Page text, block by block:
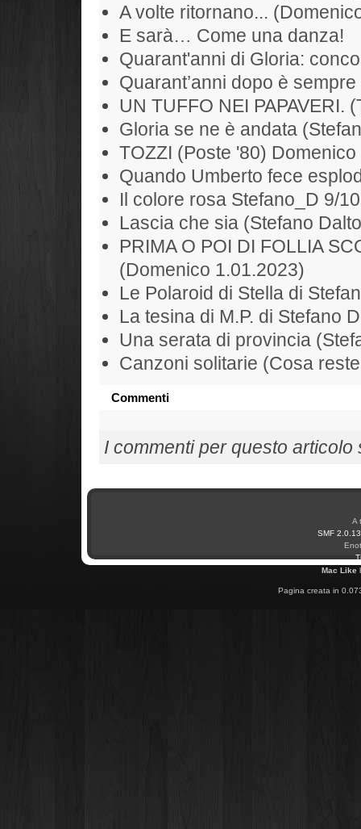
A volte ritornano...
E sarà… Come una danza!
Quarant'anni di Gloria:
Quarant’anni dopo è
UN TUFFO NEI PAPAVERI.
Gloria se ne è andata
TOZZI (Poste '80)
Quando Umberto fece
Il colore rosa Stefano_D 9/
Lascia che sia (Stefano
PRIMA O POI DI FOLLIA
(Domenico 1.01.2023)
Le Polaroid di Stella di
La tesina di M.P. di Stefano
Una serata di provincia
Canzoni solitarie (Cosa
Commenti
I commenti per questo articolo
A
SMF 2.0.13
Mac Like
Pagina creata in